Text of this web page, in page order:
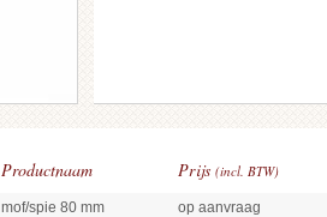
Productnaam Prijs (incl. BTW)
mof/spie 80 mm op aanvraag